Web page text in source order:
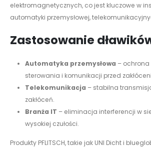
elektromagnetycznych, co jest kluczowe w
automatyki przemysłowej,
Zastosowanie
Automatyka przemysłowa –
sterowania i komunikacji przed
Telekomunikacja – stabilna
zakłóceń.
Branża IT – eliminacja interferencji w
wysokiej czułości.
Produkty PFLITSCH, takie jak UNI Dicht i